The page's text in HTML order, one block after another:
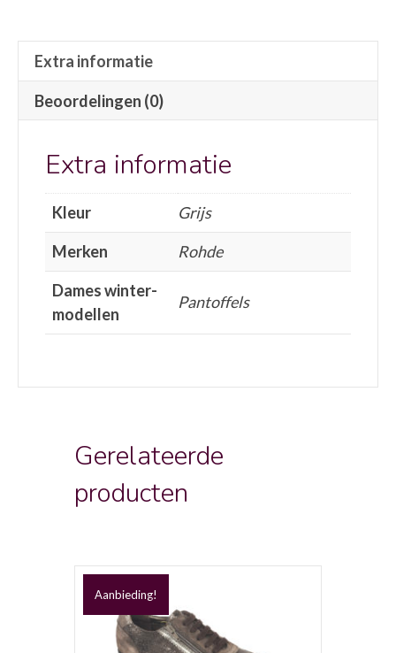
Extra informatie
Beoordelingen (0)
Extra informatie
Kleur
Grijs
Merken
Rohde
Dames winter-
modellen
Pantoffels
Gerelateerde
producten
Aanbieding!